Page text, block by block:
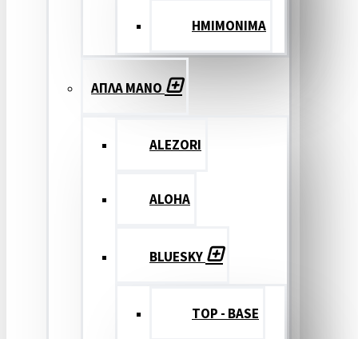
ΗΜΙΜΟΝΙΜΑ
ΑΠΛΑ ΜΑΝΟ
ALEZORI
ALOHA
BLUESKY
TOP - BASE